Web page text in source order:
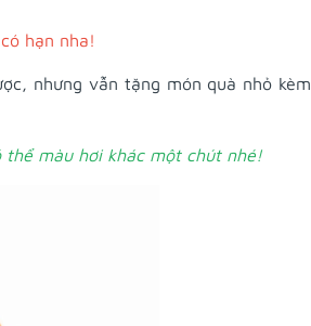
hạn nha!
nhưng vẫn tặng món quà nhỏ kèm
màu hơi khác một chút nhé!